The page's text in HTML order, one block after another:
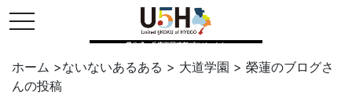
toggle navigation
県公式・兵庫五国連邦プロジェクト
ホーム >ないないあるある > 大道学園 > 榮蓮のブログさ
んの投稿